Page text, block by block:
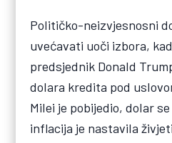
Političko-neizvjesnosni
uvećavati uoči izbora,
predsjednik Donald
dolara kredita pod
Milei je pobijedio, dolar
inflacija je nastavila